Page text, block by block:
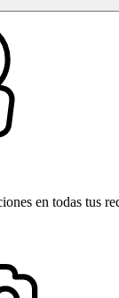
en todas tus